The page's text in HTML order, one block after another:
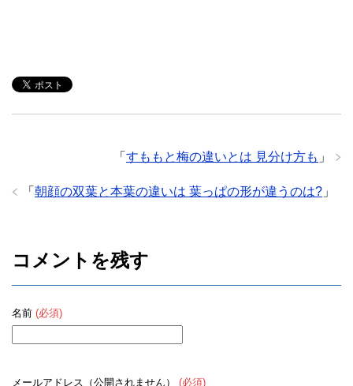
「 すももと梅の違いとは 見分け方も 」
「 朝顔の双葉と本葉の違いは 葉っぱの形が違うのは? 」
コメントを残す
名前 (必須)
メールアドレス（公開されません） (必須)